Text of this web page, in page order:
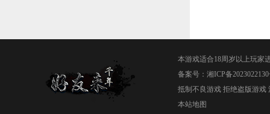
本游戏适合18周岁以上玩家
备案号： 湘ICP备
抵制不良游戏 拒绝盗版游戏
本站地图